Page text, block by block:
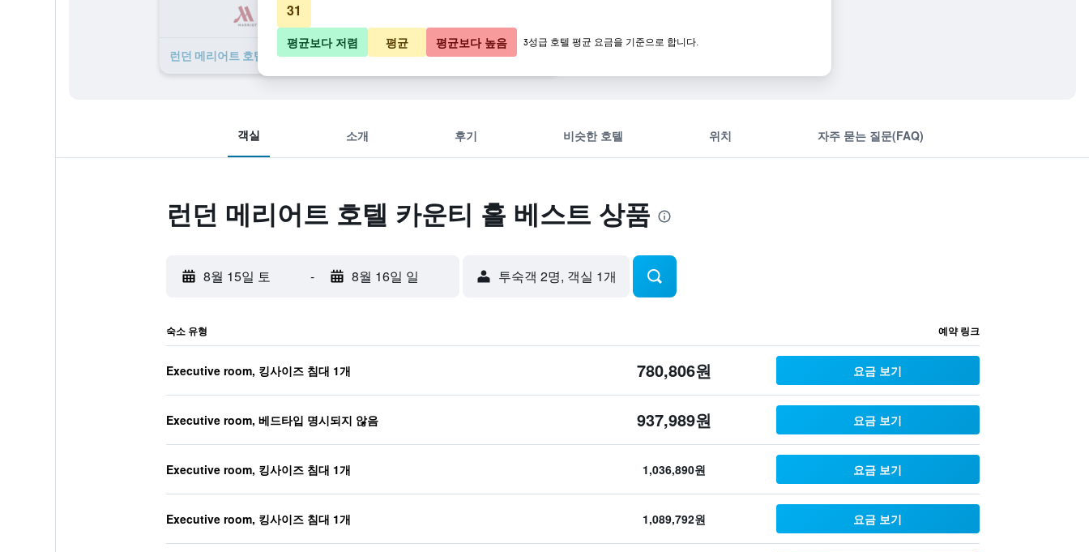
런던 메리어트 호텔 카운티 홀 ​특가 ​상품 64개 ​더 ​보기
객실 소개 후기 비슷한 호텔 위치 자주 묻는 질문(FAQ)
런던 메리어트 호텔 카운티 홀 베스트 상품
8월 15일 토 - 8월 16일 일 ​투숙객 2​명, ​객실 1개
숙소 유형 예약 링크
Executive room, 킹사이즈 침대 1개 780,806원 요금 보기
Executive room, 베드타입 명시되지 않음 937,989원 요금 보기
Executive room, 킹사이즈 침대 1개 1,036,890원 요금 보기
Executive room, 킹사이즈 침대 1개 1,089,792원 요금 보기
31
평균보다 저렴 평균 평균보다 높음 3성급 호텔 평균 요금을 기준으로 합니다.